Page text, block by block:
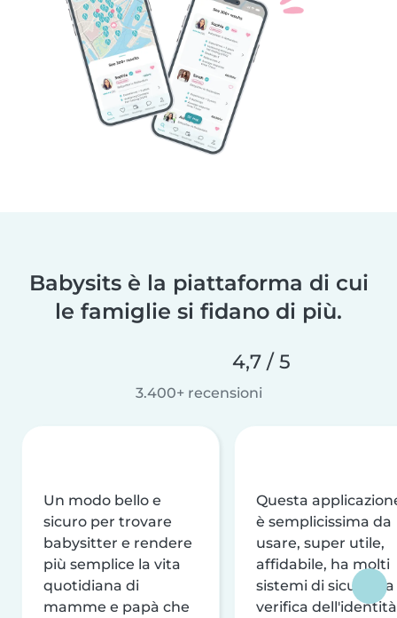
Babysits è la piattaforma di cui
le famiglie si fidano di più.
4,7 / 5
3.400+ recensioni
Un modo bello e
sicuro per trovare
babysitter e rendere
più semplice la vita
quotidiana di
mamme e papà che
Questa
è semplicissima da
usare, super utile,
affidabile, ha molti
sistemi di sicurezza
verifica dell'identità